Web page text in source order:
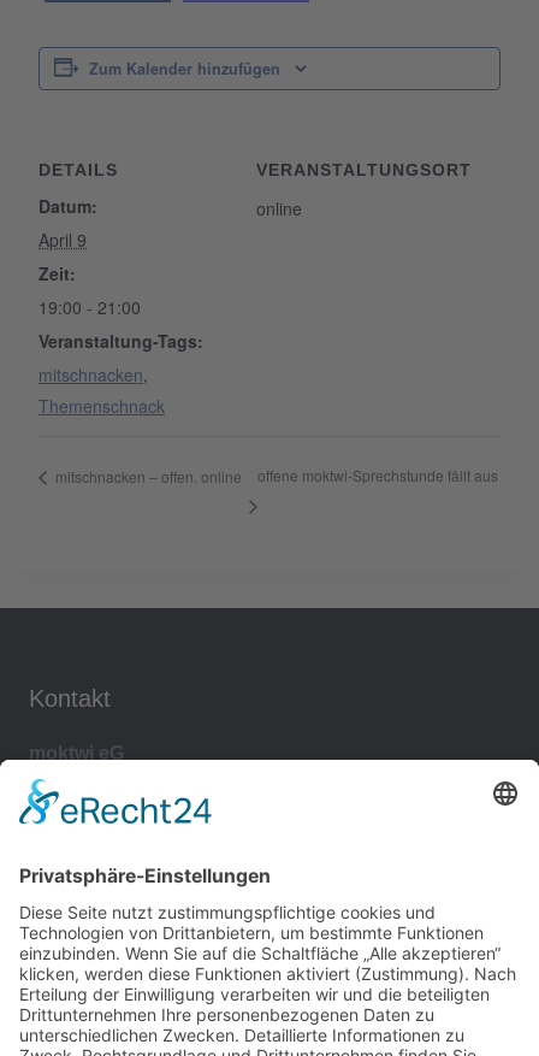
Zum Kalender hinzufügen
DETAILS
Datum:
April 9
Zeit:
19:00 - 21:00
Veranstaltung-Tags:
mitschnacken,
Themenschnack
VERANSTALTUNGSORT
online
mitschnacken – offen. online offene moktwi-Sprechstunde fällt aus
Kontakt
moktwi eG
Stettiner Straße 1
21339 Lüneburg
Rechtliches
Impressum
Datenschutzerklärung